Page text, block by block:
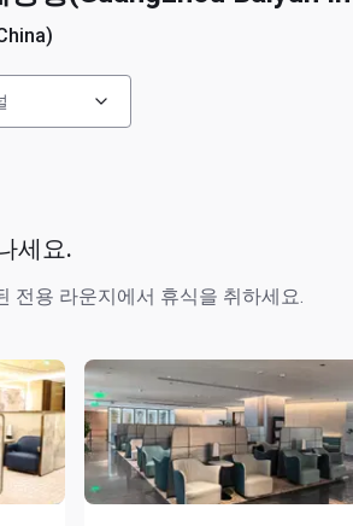
세요.
전용 라운지에서 휴식을 취하세요.